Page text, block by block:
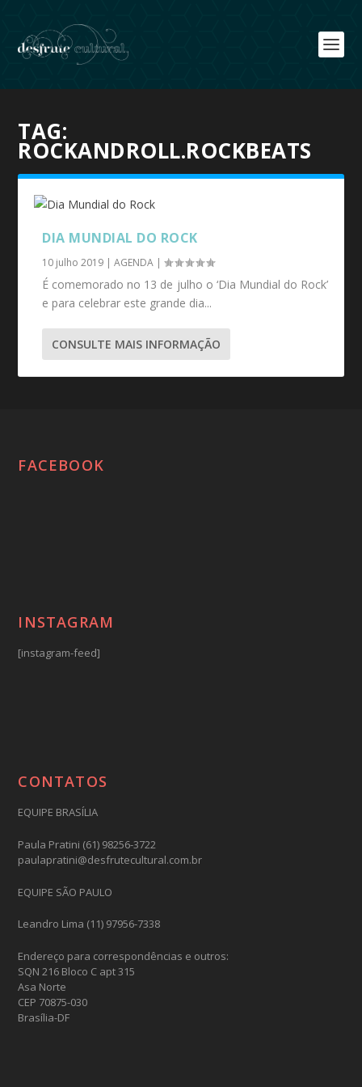
TAG:
ROCKANDROLL.ROCKBEATS
DIA MUNDIAL DO ROCK
10 julho 2019 |AGENDA |
É comemorado no 13 de julho o ‘Dia Mundial do Rock’
e para celebrar este grande dia...
CONSULTE MAIS INFORMAÇÃO
FACEBOOK
INSTAGRAM
[instagram-feed]
CONTATOS
EQUIPE BRASÍLIA
Paula Pratini (61) 98256-3722
paulapratini@desfrutecultural.com.br
EQUIPE SÃO PAULO
Leandro Lima (11) 97956-7338
Endereço para correspondências e outros:
SQN 216 Bloco C apt 315
Asa Norte
CEP 70875-030
Brasília-DF